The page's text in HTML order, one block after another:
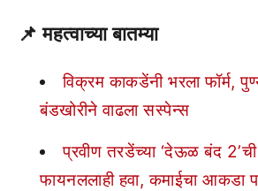
📌महत्वाच्या बातम्या
विक्रम काकडेंनी भरला फॉर्म,
बंडखोरीने वाढला सस्पेन्स
प्रवीण तरडेंच्या ‘देऊळ बंद
फायनललाही हवा, कमाईचा आकडा